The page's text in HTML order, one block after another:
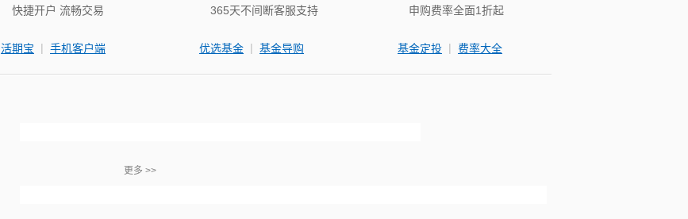
快捷开户 流畅交易
活期宝 | 手机客户端
365天不间断客服支持
优选基金 | 基金导购
申购费率全面1折起
基金定投 | 费率大全
更多 >>